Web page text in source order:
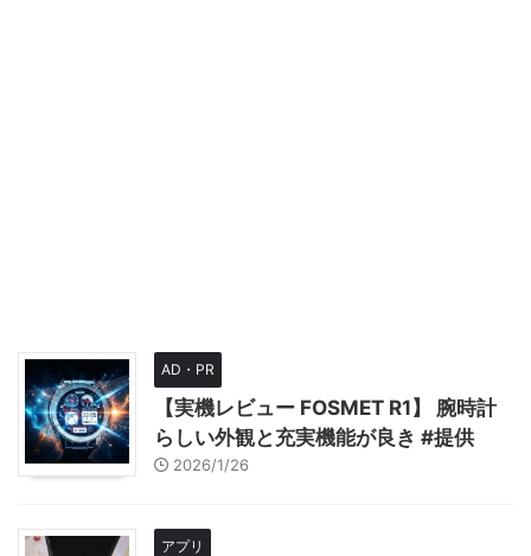
AD・PR
【実機レビュー FOSMET R1】 腕時計
らしい外観と充実機能が良き #提供
2026/1/26
アプリ